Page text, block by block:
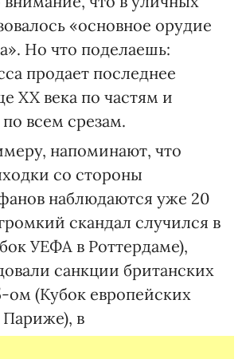
«основное орудие
Но что поделаешь:
продает последнее
XX века по частям и
всем срезам.
напоминают, что
со стороны
наблюдаются уже 20
скандал случился в
УЕФА в Роттердаме),
санкции британских
ом (Кубок европейских
в